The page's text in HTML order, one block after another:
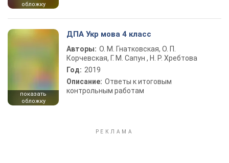
обложку
показать
обложку
ДПА Укр мова 4 класс
Авторы: О. М. Гнатковская, О. П.
Корчевская, Г. М. Сапун , Н. Р. Хребтова
Год: 2019
Описание: Ответы к итоговым
контрольным работам